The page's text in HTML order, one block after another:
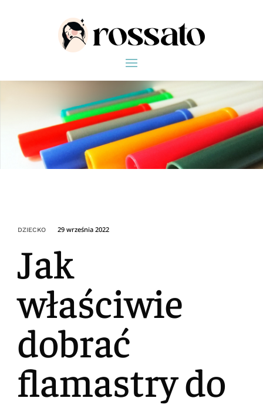
DZIECKO 29 września 2022
Jak
właściwie
dobrać
flamastry do